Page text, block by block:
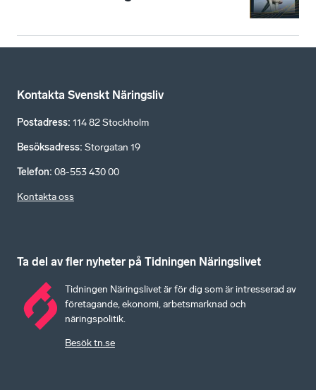
Kontakta Svenskt Näringsliv
Postadress: 114 82 Stockholm
Besöksadress: Storgatan 19
Telefon: 08-553 430 00
Kontakta oss
Ta del av fler nyheter på Tidningen Näringslivet
Tidningen Näringslivet är för dig som är intresserad av
företagande, ekonomi, arbetsmarknad och
näringspolitik.
Besök tn.se